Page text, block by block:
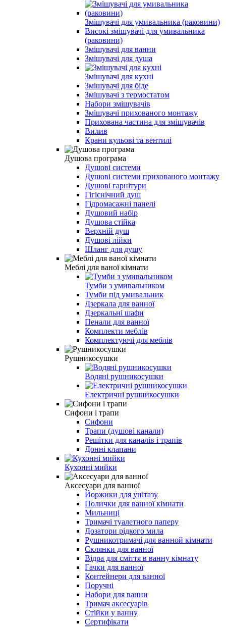
Змішувачі для умивальника (раковини)
Високі змішувачі для умивальника
(раковини)
Змішувачі для ванни
Змішувачі для душа
Змішувачі для кухні
Змішувачі для біде
Змішувачі з термостатом
Набори змішувачів
Змішувачі прихованого монтажу
Прихована частина для змішувачів
Вилив
Крани кульові та вентилі
Душова програма
Душові системи
Душові системи прихованого монтажу
Душові гарнітури
Гігієнічний душ
Гідромасажні панелі
Душовий набір
Душова стійка
Верхній душ
Душові лійки
Шланг для душу
Меблі для ваної кімнати
Тумби з умивальником
Тумби під умивальник
Дзеркала для ванної
Дзеркальні шафи
Пенали для ванної
Комплекти меблів
Комплектуючі для меблів
Рушникосушки
Водяні рушникосушки
Електричні рушникосушки
Сифони і трапи
Сифони
Трапи (душові канали)
Решітки для каналів і трапів
Донні клапани
Кухонні мийки
Аксесуари для ванної
Йоржики для унітазу
Полички для ванної кімнати
Мильниці
Тримачі туалетного паперу
Дозатори рідкого мила
Рушникотримачі для ванной кімнати
Склянки для ванної
Відра для сміття в ванну кімнату
Гачки для ванної
Контейнери для ванної
Поручні
Набори для ванни
Тримач аксесуарів
Стійки у ванну
Сертифікати